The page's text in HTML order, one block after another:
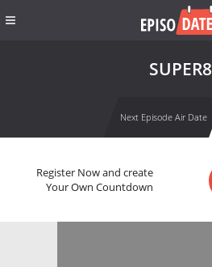
SUPER8
Next Episode Air Date
Register Now and create
Your Own Countdown